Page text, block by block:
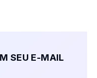
SEU E-MAIL